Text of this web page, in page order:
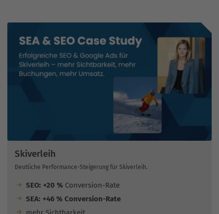
Skiverleih
Deutliche Performance-Steigerung für Skiverleih.
SEO: +20 % Conversion-Rate
SEA: +46 % Conversion-Rate